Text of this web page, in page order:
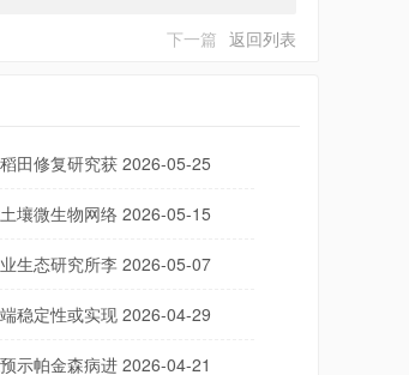
下一篇 返回列表
田修复研究获2026-05-25
壤微生物网络2026-05-15
生态研究所李 2026-05-07
稳定性或实现2026-04-29
示帕金森病进2026-04-21